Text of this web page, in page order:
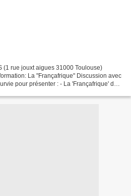
(1 rue jouxt aigues 31000 Toulouse)
La "Françafrique" Discussion avec
pour présenter : - La 'Françafrique' de